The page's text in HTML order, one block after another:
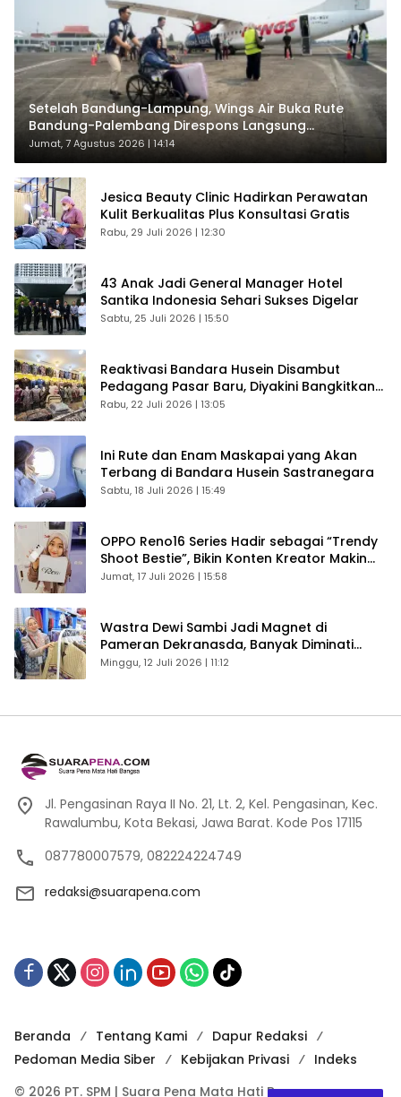
Setelah Bandung-Lampung, Wings Air Buka Rute
Bandung-Palembang Direspons Langsung
Penumpang
Jumat, 7 Agustus 2026 | 14:14
Jesica Beauty Clinic Hadirkan Perawatan
Kulit Berkualitas Plus Konsultasi Gratis
Rabu, 29 Juli 2026 | 12:30
43 Anak Jadi General Manager Hotel
Santika Indonesia Sehari Sukses Digelar
Sabtu, 25 Juli 2026 | 15:50
Reaktivasi Bandara Husein Disambut
Pedagang Pasar Baru, Diyakini Bangkitkan
Kembali Ekonomi Bandung
Rabu, 22 Juli 2026 | 13:05
Ini Rute dan Enam Maskapai yang Akan
Terbang di Bandara Husein Sastranegara
Sabtu, 18 Juli 2026 | 15:49
OPPO Reno16 Series Hadir sebagai “Trendy
Shoot Bestie”, Bikin Konten Kreator Makin
Betah
Jumat, 17 Juli 2026 | 15:58
Wastra Dewi Sambi Jadi Magnet di
Pameran Dekranasda, Banyak Diminati
Pengunjung
Minggu, 12 Juli 2026 | 11:12
Jl. Pengasinan Raya II No. 21, Lt. 2, Kel. Pengasinan, Kec.
Rawalumbu, Kota Bekasi, Jawa Barat. Kode Pos 17115
087780007579, 082224224749
redaksi@suarapena.com
Beranda Tentang Kami
Dapur Redaksi
Pedoman Media Siber
Kebijakan Privasi
Indeks
© 2026 PT. SPM | Suara Pena Mata Hati Bangsa